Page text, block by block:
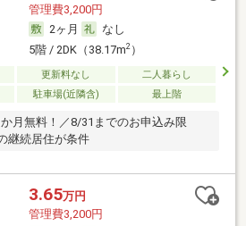
管理費3,200円
2ヶ月
なし
5階 / 2DK（38.17m2）
更新料なし
二人暮らし
駐車場(近隣含) 最上階
月無料！／8/31までのお申込み限
継続居住が条件
3.65万円
管理費3,200円